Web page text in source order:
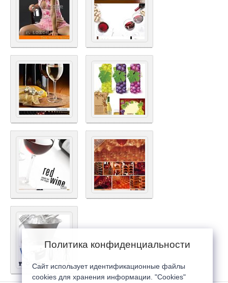
Политика конфиденциальности
Сайт использует идентификационные файлы
cookies для хранения информации. "Cookies"